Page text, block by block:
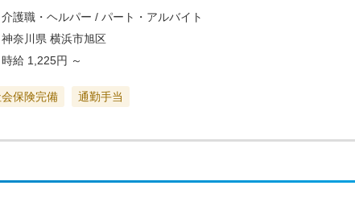
介護職・ヘルパー / パート・アルバイト
神奈川県 横浜市旭区
時給 1,225円 ～
保険完備 通勤手当